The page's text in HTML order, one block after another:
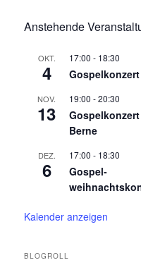
Anstehende
OKT.
4
17:00 - 18:30
NOV.
13
19:00 -20:30
Berne
DEZ.
6
17:00 - 18:30
Gospel-
Kalender anzeigen
BLOGROLL